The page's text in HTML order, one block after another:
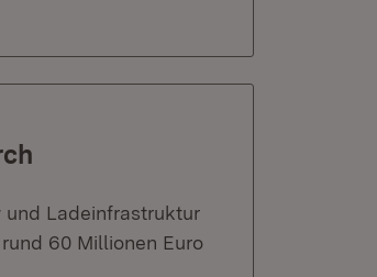
und Ladeinfrastruktur
60 Millionen Euro